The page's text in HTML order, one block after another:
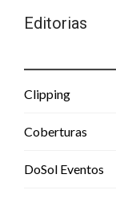
Editorias
Clipping
Coberturas
DoSol Eventos